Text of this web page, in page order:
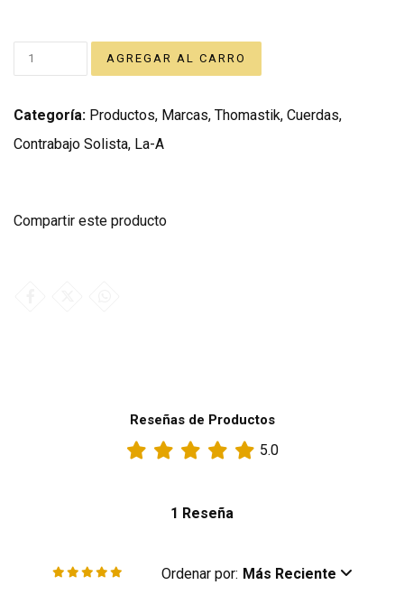
Categoría: Productos, Marcas, Thomastik, Cuerdas,
Contrabajo Solista, La-A
Compartir este producto
Reseñas de Productos
5.0
1 Reseña
Ordenar por: Más Reciente